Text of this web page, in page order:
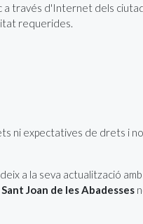
través d'Internet dels
requerides.
ni expectatives de drets i
a la seva actualització
Sant Joan de les Abadesses